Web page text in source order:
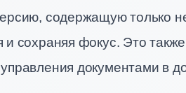
содержащую только
и сохраняя фокус. Это
документами в